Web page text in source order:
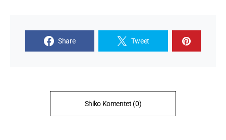
Share Tweet
Shiko Komentet (0)